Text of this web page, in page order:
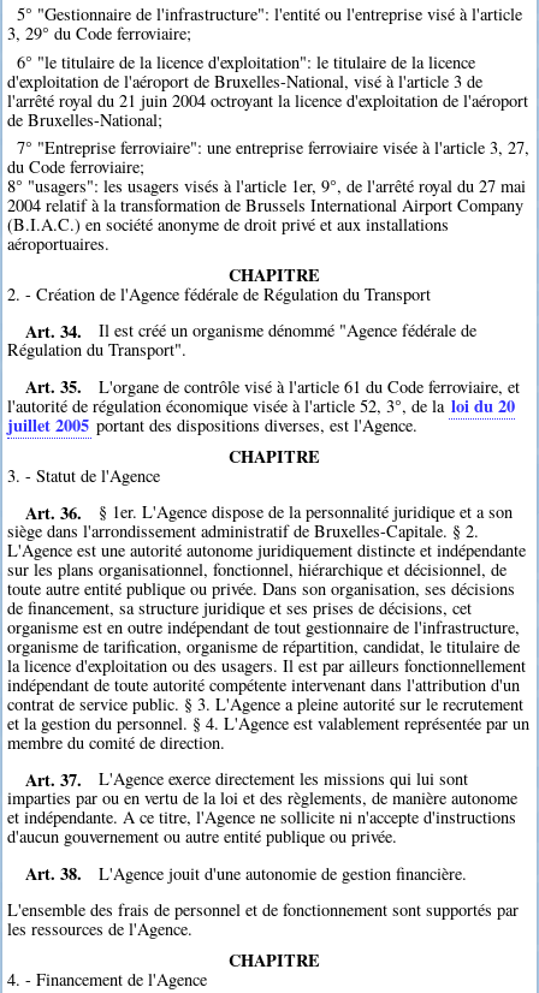
5° "Gestionnaire de l'infrastructure": l'entité ou l'entreprise visé à l'article
3, 29° du Code ferroviaire;
6° "le titulaire de la licence d'exploitation": le titulaire de la licence
d'exploitation de l'aéroport de Bruxelles-National, visé à l'article 3 de
l'arrêté royal du 21 juin 2004 octroyant la licence d'exploitation de l'aéroport
de Bruxelles-National;
7° "Entreprise ferroviaire": une entreprise ferroviaire visée à l'article 3, 27,
du Code ferroviaire;
8° "usagers": les usagers visés à l'article 1er, 9°, de l'arrêté royal du 27 mai
2004 relatif à la transformation de Brussels International Airport Company
(B.I.A.C.) en société anonyme de droit privé et aux installations
aéroportuaires.
CHAPITRE
2. - Création de l'Agence fédérale de Régulation du Transport
Art. 34.
Il est créé un organisme dénommé "Agence fédérale de
Régulation du Transport".
Art. 35.
L'organe de contrôle visé à l'article 61 du Code ferroviaire, et
l'autorité de régulation économique visée à l'article 52, 3°, de la loi du 20
juillet 2005 portant des dispositions diverses, est l'Agence.
CHAPITRE
3. - Statut de l'Agence
Art. 36.
§ 1er. L'Agence dispose de la personnalité juridique et a son
siège dans l'arrondissement administratif de Bruxelles-Capitale. § 2.
L'Agence est une autorité autonome juridiquement distincte et indépendante
sur les plans organisationnel, fonctionnel, hiérarchique et décisionnel, de
toute autre entité publique ou privée. Dans son organisation, ses décisions
de financement, sa structure juridique et ses prises de décisions, cet
organisme est en outre indépendant de tout gestionnaire de l'infrastructure,
organisme de tarification, organisme de répartition, candidat, le titulaire de
la licence d'exploitation ou des usagers. Il est par ailleurs fonctionnellement
indépendant de toute autorité compétente intervenant dans l'attribution d'un
contrat de service public. § 3. L'Agence a pleine autorité sur le recrutement
et la gestion du personnel. § 4. L'Agence est valablement représentée par un
membre du comité de direction.
Art. 37.
L'Agence exerce directement les missions qui lui sont
imparties par ou en vertu de la loi et des règlements, de manière autonome
et indépendante. A ce titre, l'Agence ne sollicite ni n'accepte d'instructions
d'aucun gouvernement ou autre entité publique ou privée.
Art. 38.
L'Agence jouit d'une autonomie de gestion financière.
L'ensemble des frais de personnel et de fonctionnement sont supportés par
les ressources de l'Agence.
CHAPITRE
4. - Financement de l'Agence